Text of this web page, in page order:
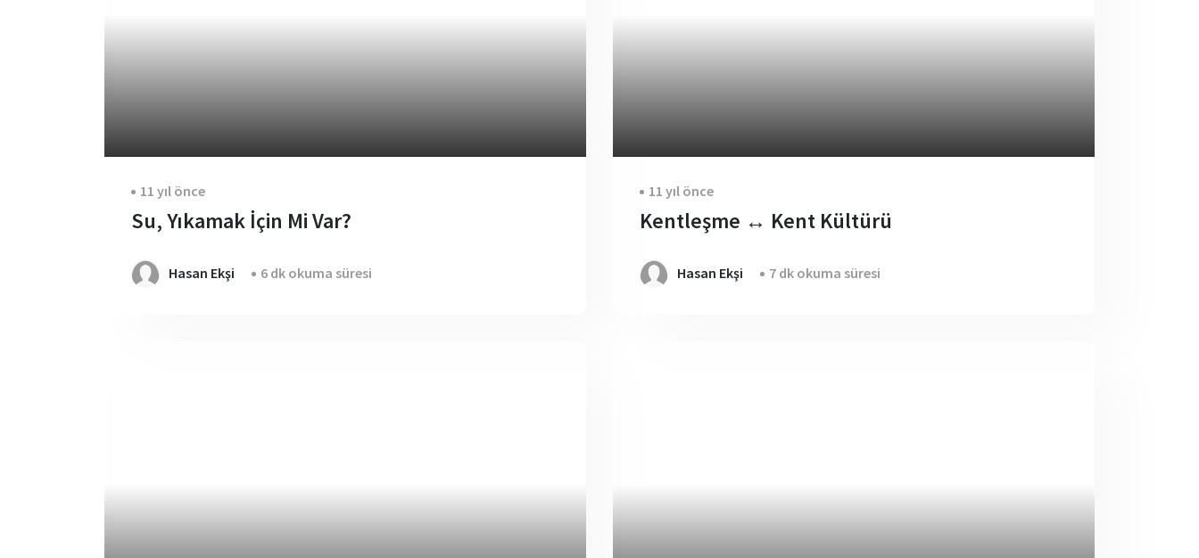
11 yıl önce
Su, Yıkamak İçin Mi Var?
Hasan Ekşi 6 dk okuma süresi
11 yıl önce
Kentleşme ↔ Kent Kültürü
Hasan Ekşi 7 dk okuma süresi